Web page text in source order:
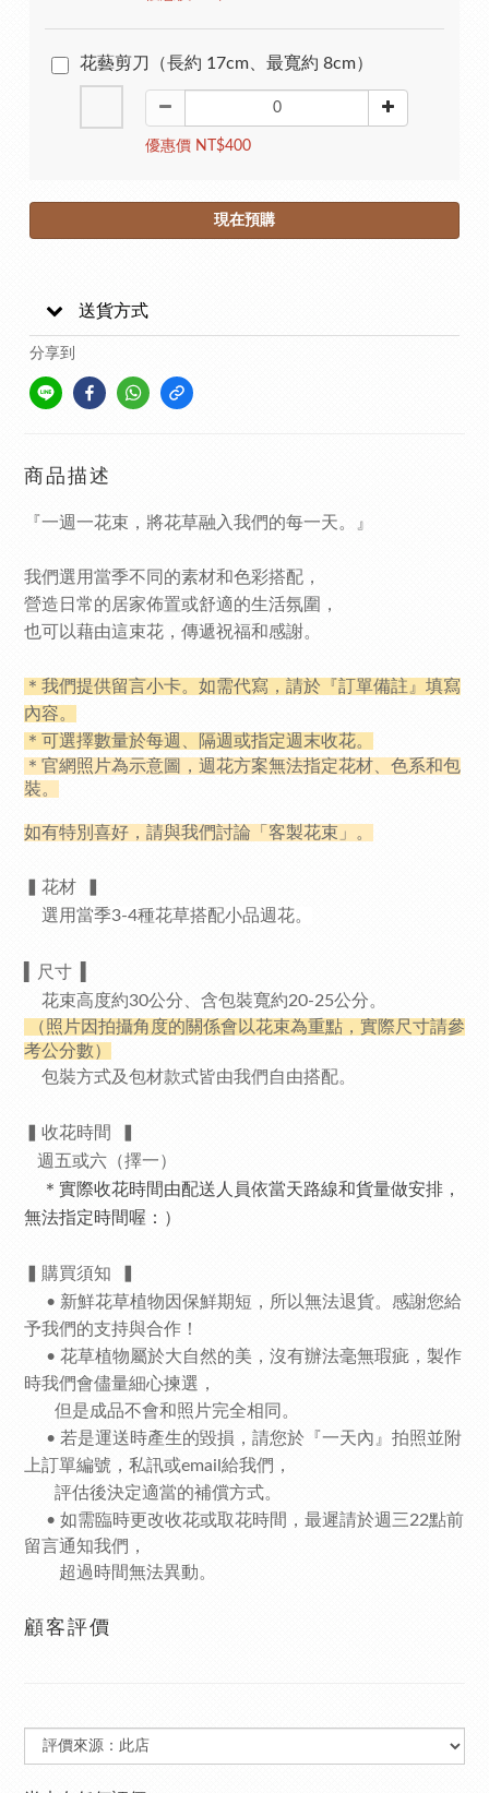
花藝剪刀（長約 17cm、最寬約 8cm）
優惠價 NT$400
現在預購
送貨方式
分享到
商品描述
『一週一花束，將花草融入我們的每一天。』
我們選用當季不同的素材和色彩搭配，
營造日常的居家佈置或舒適的生活氛圍，
也可以藉由這束花，傳遞祝福和感謝。
＊我們提供留言小卡。如需代寫，請於『訂單備註』填寫
內容。
＊可選擇數量於每週、隔週或指定週末收花。
＊官網照片為示意圖，週花方案無法指定花材、色系和包
裝。
如有特別喜好，請與我們討論「客製花束」。
▍花材
選用當季3-4種花草搭配小品週花。
尺寸
花束高度約30公分、 含包裝寬約20-25公分。
（照片因拍攝角度的關係會以花束為重點，實際尺寸請參
考公分數）
包裝方式及包材款式皆由我們自由搭配。
▍收花時間
週 五或六（擇一）
＊實際收花時間由配送人員依當天路線和貨量做安排，
無法指定時間喔：）
購買須知
• 新鮮花草植物因保鮮期短，所以無法退貨。感謝您給
予我們的支持與合作！
• 花草植物屬於大自然的美，沒有辦法毫無瑕疵，製作
時我們會儘量細心揀選，
但是成品不會和照片完全相同。
• 若是運送時產生的毀損，請您於『一天內』拍照並附
上訂單編號，私訊或email給我們，
評估後決定適當的補償方式。
• 如需臨時更改收花或取花時間，最遲請於週三22點前
留言通知我們，
超過時間無法異動。
顧客評價